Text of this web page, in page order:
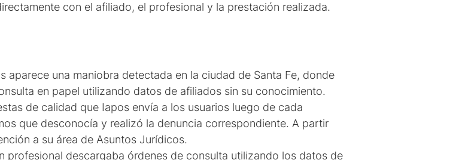
con el afiliado, el profesional y la prestación realizada.
aparece una maniobra detectada en la ciudad de Santa Fe, donde
en papel utilizando datos de afiliados sin su conocimiento.
de calidad que Iapos envía a los usuarios luego de cada
que desconocía y realizó la denuncia correspondiente. A partir
a su área de Asuntos Jurídicos.
profesional descargaba órdenes de consulta utilizando los datos de